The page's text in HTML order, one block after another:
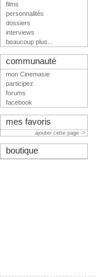
films
personnalités
dossiers
interviews
beaucoup plus...
communauté
mon Cinemasie
participez
forums
facebook
mes favoris
ajouter cette page ->
boutique